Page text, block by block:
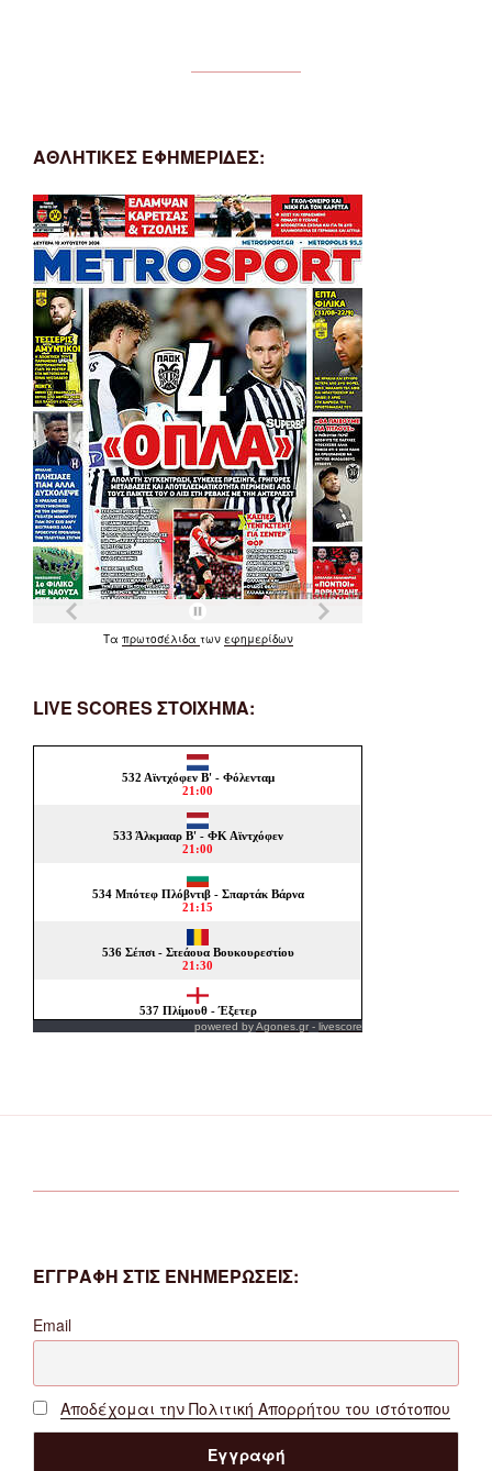
ΑΘΛΗΤΙΚΕΣ ΕΦΗΜΕΡΙΔΕΣ:
Τα πρωτοσέλιδα των εφημερίδων
LIVE SCORES ΣΤΟΙΧΗΜΑ:
powered byAgones.gr - livescore
ΕΓΓΡΑΦΗ ΣΤΙΣ ΕΝΗΜΕΡΩΣΕΙΣ:
Email
Αποδέχομαι την Πολιτική Απορρήτου του ιστότοπου